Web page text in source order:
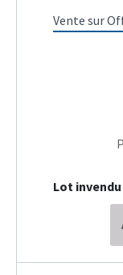
Vente sur
Lot invendu